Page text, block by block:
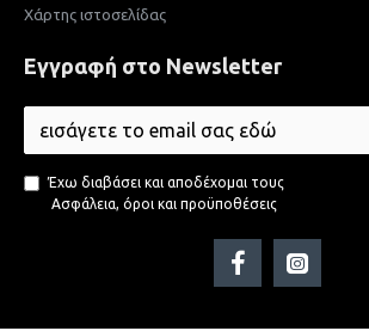
Χάρτης ιστοσελίδας
Εγγραφή στο Newsletter
Έχω διαβάσει και αποδέχομαι τους
Ασφάλεια, όροι και προϋποθέσεις